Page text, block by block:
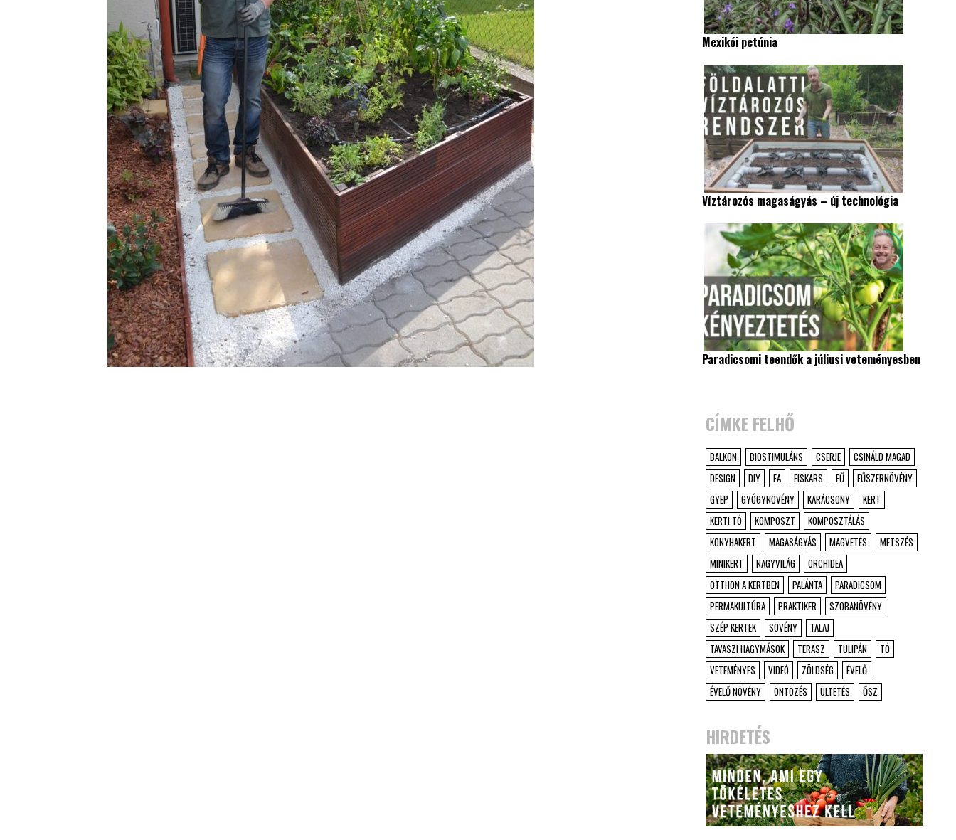
Mexikói petúnia
Víztározós magaságyás – új technológia
Paradicsomi teendők a júliusi veteményesben
CÍMKE FELHŐ
BALKON BIOSTIMULÁNS CSERJE
CSINÁLD MAGAD
DESIGN
DIY FA FISKARS FŰ
FŰSZERNÖVÉNY
GYEP
GYÓGYNÖVÉNY KARÁCSONY
KERT
KERTI TÓ
KOMPOSZT
KOMPOSZTÁLÁS
KONYHAKERT
MAGASÁGYÁS MAGVETÉS
METSZÉS
MINIKERT
NAGYVILÁG
ORCHIDEA
OTTHON A KERTBEN
PALÁNTA
PARADICSOM
PERMAKULTÚRA
PRAKTIKER
SZOBANÖVÉNY
SZÉP KERTEK
SÖVÉNY
TALAJ
TAVASZI HAGYMÁSOK
TERASZ TULIPÁN
TÓ
VETEMÉNYES
VIDEÓ ZÖLDSÉG
ÉVELŐ
ÉVELŐ NÖVÉNY
ÖNTÖZÉS ÜLTETÉS ŐSZ
HIRDETÉS